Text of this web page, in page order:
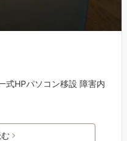
式HPパソコン移設 障害内